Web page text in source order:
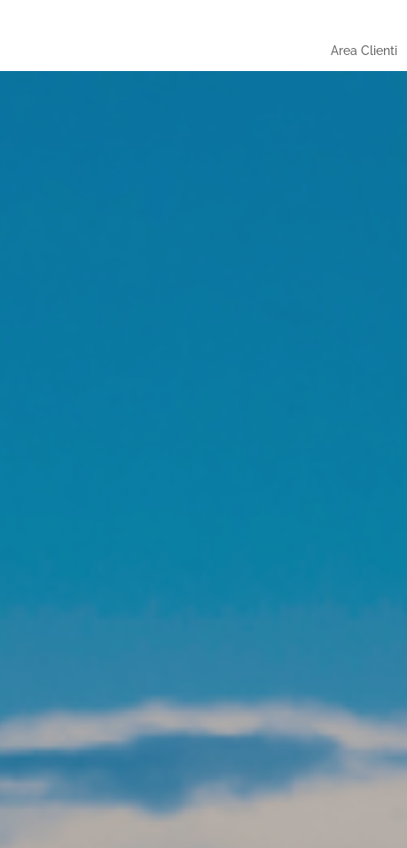
Area Clienti